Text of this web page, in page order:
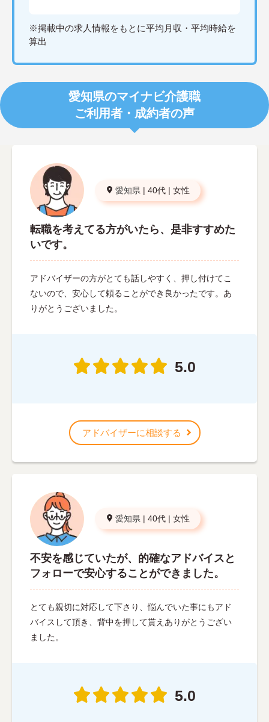
※掲載中の求人情報をもとに平均月収・平均時給を
算出
愛知県のマイナビ介護職
ご利用者・成約者の声
愛知県 | 40代 | 女性
転職を考えてる方がいたら、是非すすめた
いです。
アドバイザーの方がとても話しやすく、押し付けてこ
ないので、安心して頼ることができ良かったです。あ
りがとうございました。
5.0
アドバイザーに相談する
愛知県 | 40代 | 女性
不安を感じていたが、的確なアドバイスと
フォローで安心することができました。
とても親切に対応して下さり、悩んでいた事にもアド
バイスして頂き、背中を押して貰えありがとうござい
ました。
5.0